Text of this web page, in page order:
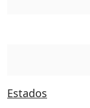
Estados